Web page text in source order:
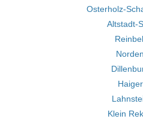
Osterholz-
Altstadt-
Norden
Haiger
Klein